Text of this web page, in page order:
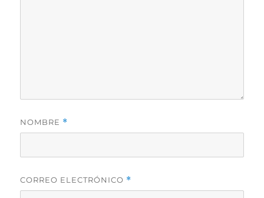
NOMBRE *
CORREO ELECTRÓNICO *